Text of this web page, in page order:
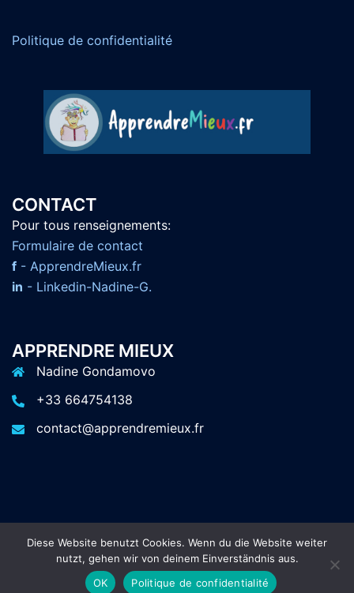
Politique de confidentialité
CONTACT
Pour tous renseignements:
Formulaire de contact
f - ApprendreMieux.fr
in - Linkedin-Nadine-G.
APPRENDRE MIEUX
Nadine Gondamovo
+33 664754138
contact@apprendremieux.fr
© 2026 Apprendre Mieux. Proudly powered by
Sydney
Diese Website benutzt Cookies. Wenn du die Website weiter
nutzt, gehen wir von deinem Einverständnis aus.
OK
Politique de confidentialité